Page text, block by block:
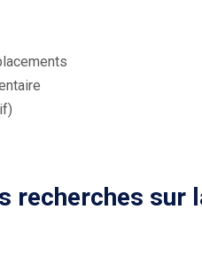
recherches sur